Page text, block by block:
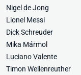
Nigel de Jong
Lionel Messi
Dick Schreuder
Mika Mármol
Luciano Valente
Timon Wellenreuther